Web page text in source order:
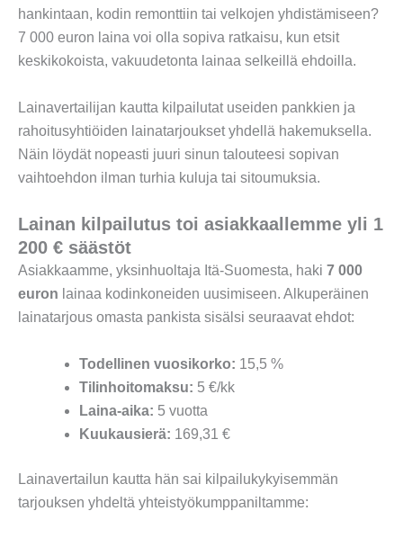
hankintaan, kodin remonttiin tai velkojen yhdistämiseen?
7 000 euron laina voi olla sopiva ratkaisu, kun etsit
keskikokoista, vakuudetonta lainaa selkeillä ehdoilla.
Lainavertailijan kautta kilpailutat useiden pankkien ja
rahoitusyhtiöiden lainatarjoukset yhdellä hakemuksella.
Näin löydät nopeasti juuri sinun talouteesi sopivan
vaihtoehdon ilman turhia kuluja tai sitoumuksia.
Lainan kilpailutus toi asiakkaallemme yli 1
200 € säästöt
Asiakkaamme, yksinhuoltaja Itä-Suomesta, haki 7 000
euron lainaa kodinkoneiden uusimiseen. Alkuperäinen
lainatarjous omasta pankista sisälsi seuraavat ehdot:
Todellinen vuosikorko: 15,5 %
Tilinhoitomaksu: 5 €/kk
Laina-aika: 5 vuotta
Kuukausierä: 169,31 €
Lainavertailun kautta hän sai kilpailukykyisemmän
tarjouksen yhdeltä yhteistyökumppaniltamme: